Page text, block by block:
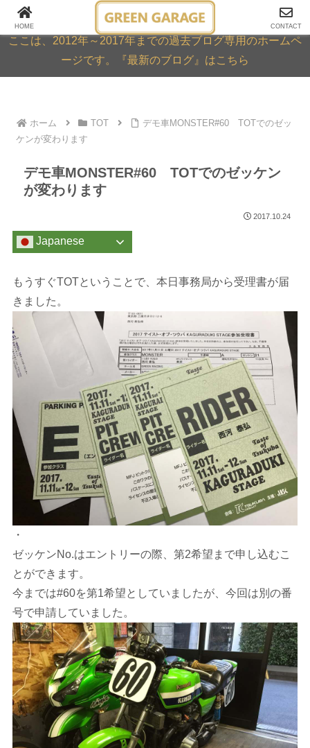
GREEN GARAGE ARCHIVE
ここは、2012年～2017年までの過去ブログ専用のホームペ
ージです。『最新のブログ』はこちら
ホーム TOT
デモ車MONSTER#60 TOTでのゼッ
ケンが変わります
デモ車MONSTER#60 TOTでのゼッケン
が変わります
2017.10.24
Japanese
もうすぐTOTということで、本日事務局から受理書が届
きました。
・
ゼッケンNo.はエントリーの際、第2希望まで申し込むこ
とができます。
今までは#60を第1希望としていましたが、今回は別の番
号で申請していました。
HOME CONTACT